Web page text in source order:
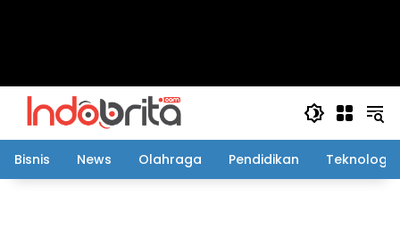
Bisnis News Olahraga Pendidikan Teknologi